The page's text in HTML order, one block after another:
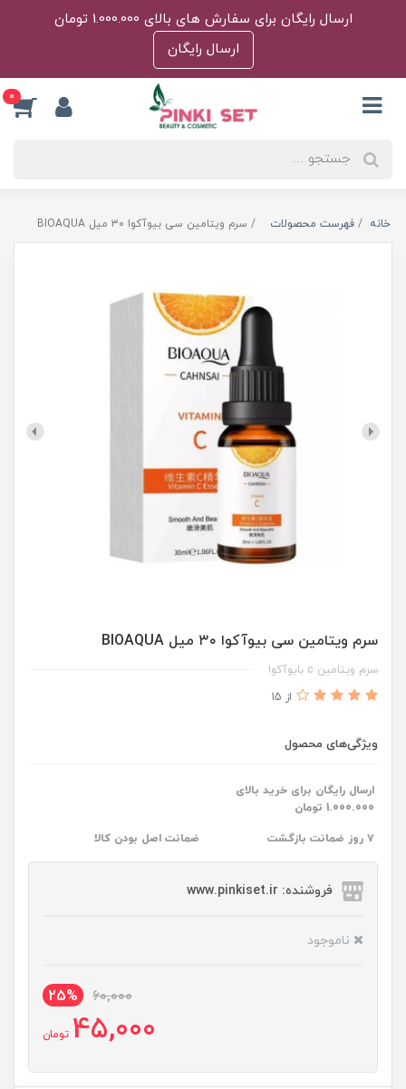
ارسال رایگان برای سفارش های بالای 1.000.000 تومان
ارسال رایگان
0
خانه فهرست محصولات سرم ویتامین سی بیوآکوا ۳۰ میل BIOAQUA
سرم ویتامین سی بیوآکوا ۳۰ میل BIOAQUA
سرم ویتامین c بایوآکوا
از 15
ویژگی‌های محصول
ارسال رایگان برای خرید بالای
1.000.000 تومان
۷ روز ضمانت بازگشت ضمانت اصل بودن کالا
فروشنده: www.pinkiset.ir
ناموجود
60,000
25%
45,000 تومان